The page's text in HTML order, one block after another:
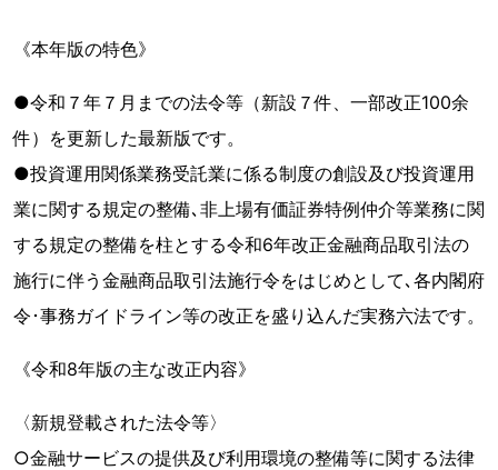
《本年版の特色》
●令和７年７月までの法令等（新設７件、一部改正100余
件）を更新した最新版です。
●投資運用関係業務受託業に係る制度の創設及び投資運用
業に関する規定の整備､非上場有価証券特例仲介等業務に関
する規定の整備を柱とする令和6年改正金融商品取引法の
施行に伴う金融商品取引法施行令をはじめとして､各内閣府
令･事務ガイドライン等の改正を盛り込んだ実務六法です。
《令和8年版の主な改正内容》
〈新規登載された法令等〉
○金融サービスの提供及び利用環境の整備等に関する法律